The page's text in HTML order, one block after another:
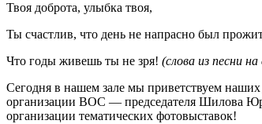
Твоя доброта, улыбка твоя,
Ты счастлив, что день не напрасно был
Что годы живешь ты не зря! (слова из песни
Сегодня в нашем зале мы приветствуем
организации ВОС — председателя Шилова
организации тематических фотовыставок!